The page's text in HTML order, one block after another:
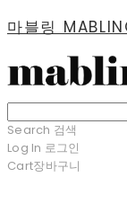
마블링
Search 검색
Log In 로그인
Cart장바구니